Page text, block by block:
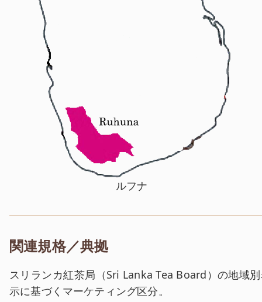
ルフナ
関連規格／典拠
スリランカ紅茶局（Sri Lanka Tea Board）の地域
示に基づくマーケティング区分。